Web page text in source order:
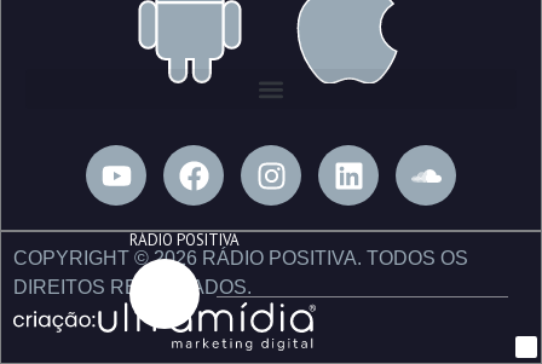
Y
o
t
u
b
e
F
a
e
b
o
o
I
n
t
g
r
L
i
k
d
S
o
n
c
COPYRIGHT © 2026 RÁDIO POSITIVA. TODOS OS
DIREITOS RESERVADOS.
RÁDIO POSITIVA